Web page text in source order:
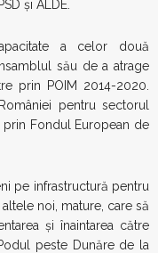
și ALDE.
a celor două
său de a atrage
prin POIM 2014-2020.
pentru sectorul
Fondul European de
pe infrastructură pentru
noi, mature, care să
și înaintarea către
peste Dunăre de la